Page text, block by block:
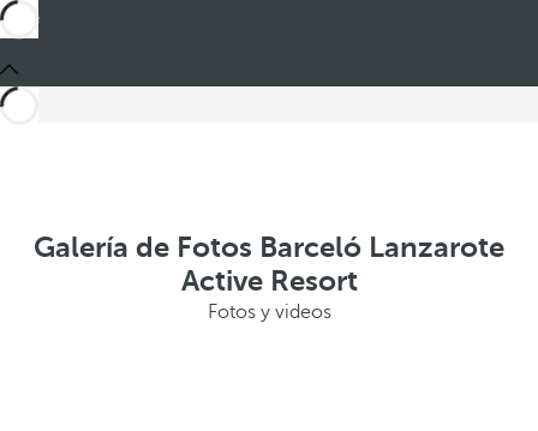
Galería de Fotos Barceló Lanzarote
Active Resort
Fotos y videos